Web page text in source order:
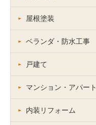
屋根塗装
ベランダ・防水工事
戸建て
マンション・アパート
内装リフォーム